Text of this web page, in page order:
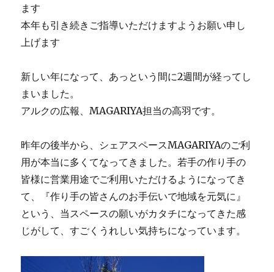
ます
本年も引き続きご指導いただけますようお願い申し
上げます
新しい年になって、あっという間に2週間が経ってし
まいました。
アルクの広報、MAGARIYA担当の高羽です。
昨年の後半から、シェアスペースMAGARIYAのご利
用が本当に多くてなってきました。若手の作り手の
皆様に営業用途でご利用いただけるようになってき
て、『作り手の皆さんのお手伝いで地域を元気に』
という、当スペースの願いがカタチになってきた感
じがして、すごくうれしい気持ちになっています。